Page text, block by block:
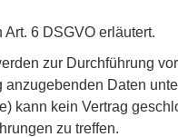
Art. 6 DSGVO erläutert.
zur Durchführung
Daten
kann kein Vertrag
zu treffen.